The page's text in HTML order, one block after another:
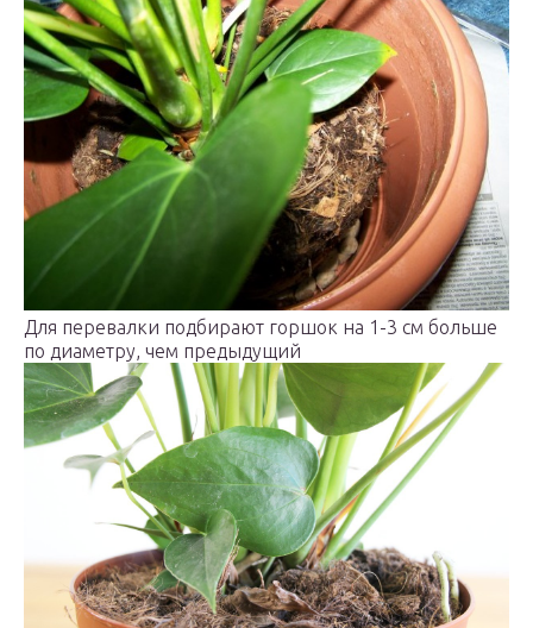
Для перевалки подбирают горшок на 1-3 см больше
по диаметру, чем предыдущий